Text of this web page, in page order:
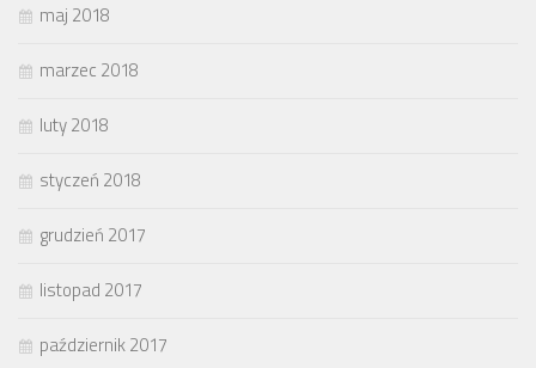
maj 2018
marzec 2018
luty 2018
styczeń 2018
grudzień 2017
listopad 2017
październik 2017